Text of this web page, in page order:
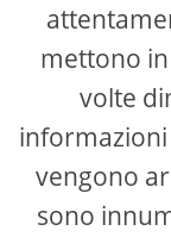
mettono
volte
vengono
sono